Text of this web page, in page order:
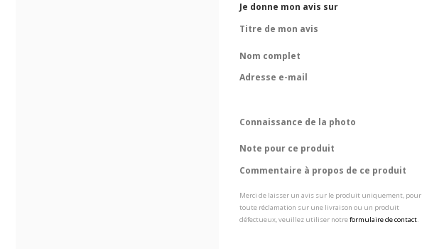
Je donne mon avis sur
Titre de mon avis
Nom complet
Adresse e-mail
Connaissance de la photo
Note pour ce produit
Commentaire à propos de ce produit
Merci de laisser un avis sur le produit uniquement, pour
toute réclamation sur une livraison ou un produit
défectueux, veuillez utiliser notreformulaire de contact.